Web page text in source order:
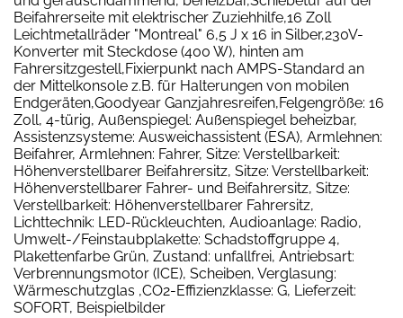
Beifahrerseite mit elektrischer Zuziehhilfe,16 Zoll
Leichtmetallräder "Montreal" 6,5 J x 16 in Silber,230V-
Konverter mit Steckdose (400 W), hinten am
Fahrersitzgestell,Fixierpunkt nach AMPS-Standard an
der Mittelkonsole z.B. für Halterungen von mobilen
Endgeräten,Goodyear Ganzjahresreifen,Felgengröße: 16
Zoll, 4-türig, Außenspiegel: Außenspiegel beheizbar,
Assistenzsysteme: Ausweichassistent (ESA), Armlehnen:
Beifahrer, Armlehnen: Fahrer, Sitze: Verstellbarkeit:
Höhenverstellbarer Beifahrersitz, Sitze: Verstellbarkeit:
Höhenverstellbarer Fahrer- und Beifahrersitz, Sitze:
Verstellbarkeit: Höhenverstellbarer Fahrersitz,
Lichttechnik: LED-Rückleuchten, Audioanlage: Radio,
Umwelt-/Feinstaubplakette: Schadstoffgruppe 4,
Plakettenfarbe Grün, Zustand: unfallfrei, Antriebsart:
Verbrennungsmotor (ICE), Scheiben, Verglasung:
Wärmeschutzglas ,CO2-Effizienzklasse: G, Lieferzeit:
SOFORT, Beispielbilder